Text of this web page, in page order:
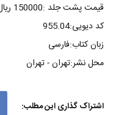
قیمت پشت جلد :150000 ریال
کد دیویی:955.04
زبان کتاب:فارسی
محل نشر:تهران - تهران
اشتراک گذاری این مطلب: